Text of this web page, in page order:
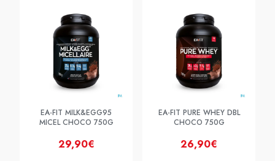
EA-FIT MILK&EGG95
MICEL CHOCO 750G
29,90€
EA-FIT PURE WHEY DBL
CHOCO 750G
26,90€